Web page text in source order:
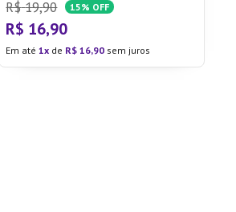
R$ 19,90 15% OFF
R$ 16,90
Em até1 de R$ 16,90 sem juros